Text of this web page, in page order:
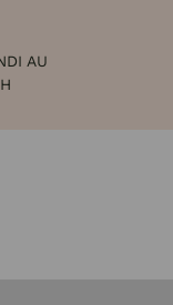
AU